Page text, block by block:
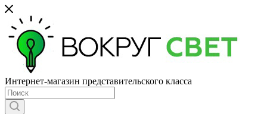
Интернет-магазин представительского класса